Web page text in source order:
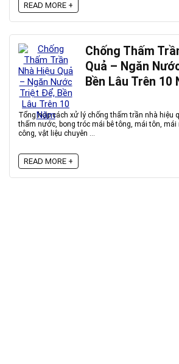
READ MORE +
Chống Thấm
Quả – Ngăn
Bền Lâu Trên 10
Tổng hợp cách xử lý chống thấm trần nhà hiệu
thấm nước, bong tróc mái bê tông, mái tôn,
công, vật liệu chuyên ...
READ MORE +